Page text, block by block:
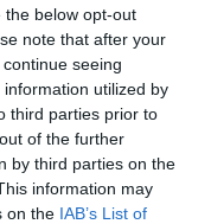
the below opt-out
note that after your
seeing
utilized by
third parties prior to
of the further
by third parties on the
information may
on the IAB’s List of
och skär fina
matyoghurt,
och rom till en